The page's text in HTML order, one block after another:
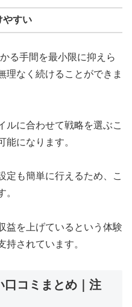
やすい
る手間を最小限に抑えら
理なく続けることができま
ルに合わせて戦略を選ぶこ
能になります。
定も簡単に行えるため、こ
。
益を上げているという体験
持されています。
口コミまとめ｜注